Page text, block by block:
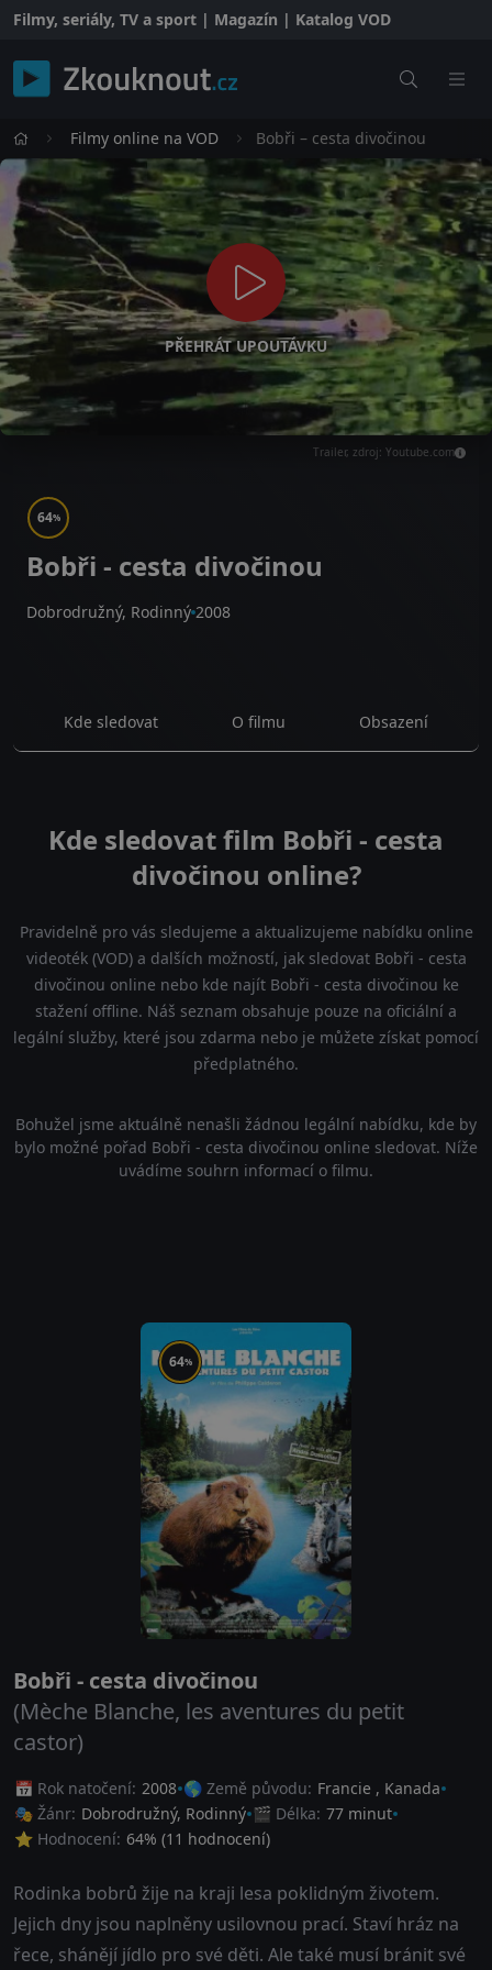
Filmy, seriály, TV a sport | Magazín | Katalog VOD
Filmy online na VOD Bobři – cesta divočinou
PŘEHRÁT UPOUTÁVKU
Trailer, zdroj: Youtube.com
64%
Bobři - cesta divočinou
Dobrodružný, Rodinný 2008
Kde sledovat O filmu Obsazení
Kde sledovat film Bobři - cesta
divočinou online?
Pravidelně pro vás sledujeme a aktualizujeme nabídku online
videoték (VOD) a dalších možností, jak sledovat Bobři - cesta
divočinou online nebo kde najít Bobři - cesta divočinou ke
stažení offline. Náš seznam obsahuje pouze na oficiální a
legální služby, které jsou zdarma nebo je můžete získat pomocí
předplatného.
Bohužel jsme aktuálně nenašli žádnou legální nabídku, kde by
bylo možné pořad Bobři - cesta divočinou online sledovat. Níže
uvádíme souhrn informací o filmu.
64%
Bobři - cesta divočinou
(Mèche Blanche, les aventures du petit
castor)
📅 Rok natočení: 2008 🌎 Země původu: Francie , Kanada
🎭 Žánr: Dobrodružný, Rodinný 🎬 Délka: 77 minut
⭐ Hodnocení: 64% (11 hodnocení)
Rodinka bobrů žije na kraji lesa poklidným životem.
Jejich dny jsou naplněny usilovnou prací. Staví hráz na
řece, shánějí jídlo pro své děti. Ale také musí bránit své